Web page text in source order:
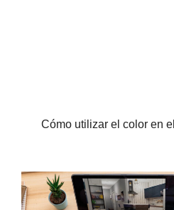
Cómo utilizar el color en